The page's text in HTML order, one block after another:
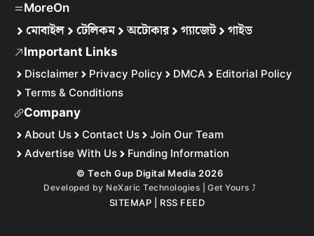
MoreOn
মোবাইল টেলিকম অটোকার গ্যাজেট গাইড
Important Links
Disclaimer Privacy Policy DMCA
Editorial Policy
Terms & Conditions
Company
About Us Contact Us
Join Our Team
Advertise With Us
Funding Information
© Tech Gup Digital Media 2026
Developed by NeXaric Technologies | Get Yours⤴︎
SITEMAP RSS FEED